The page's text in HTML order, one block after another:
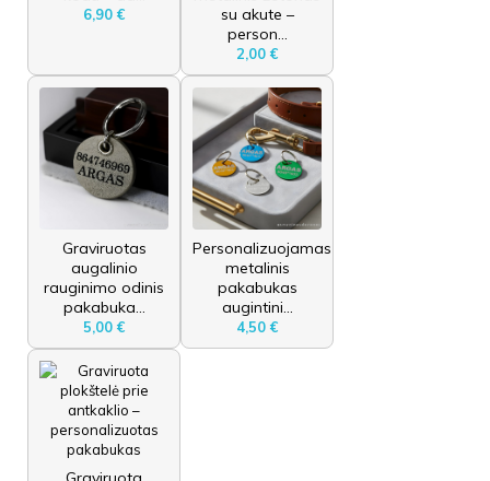
6,90 €
su akute –
person...
2,00 €
Graviruotas
augalinio
rauginimo odinis
pakabuka...
5,00 €
Personalizuojamas
metalinis
pakabukas
augintini...
4,50 €